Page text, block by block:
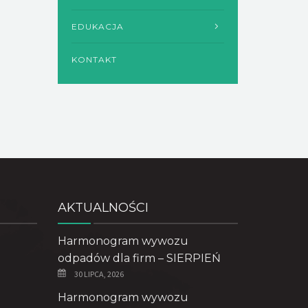
EDUKACJA
KONTAKT
AKTUALNOŚCI
Harmonogram wywozu
odpadów dla firm – SIERPIEŃ
30 LIPCA, 2026
Harmonogram wywozu